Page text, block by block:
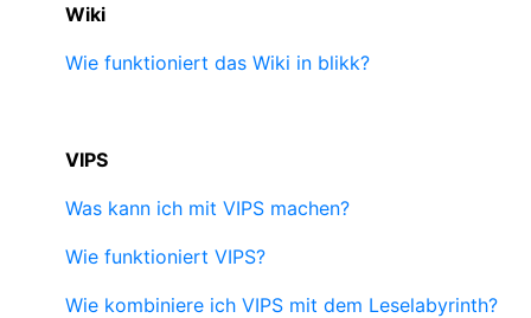
Wiki
Wie funktioniert das Wiki in blikk?
VIPS
Was kann ich mit VIPS machen?
Wie funktioniert VIPS?
Wie kombiniere ich VIPS mit dem Leselabyrinth?